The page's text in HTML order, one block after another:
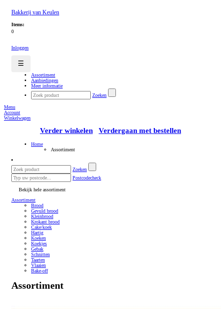
Bakkerij van Keulen
Items:
0
Inloggen
☰
Assortiment
Aanbiedingen
Meer informatie
Zoeken
Menu
Account
Winkelwagen
Verder winkelen Verdergaan met bestellen
Home
Assortiment
Zoeken
Postcodecheck
Bekijk hele assortiment
Assortiment
Brood
Gevuld brood
Kleinbrood
Krokant brood
Cake/koek
Hartig
Koeken
Koekjes
Gebak
Schnitten
Taarten
Vlaaien
Bake-off
Assortiment